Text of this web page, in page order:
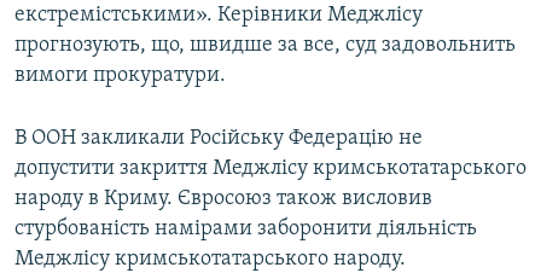
екстремістськими». Керівники Меджлісу
прогнозують, що, швидше за все, суд задовольнить
вимоги прокуратури.
В ООН закликали Російську Федерацію не
допустити закриття Меджлісу кримськотатарського
народу в Криму. Євросоюз також висловив
стурбованість намірами заборонити діяльність
Меджлісу кримськотатарського народу.